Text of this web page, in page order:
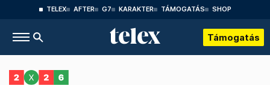
TELEX AFTER G7 KARAKTER TÁMOGATÁS SHOP
Támogatás